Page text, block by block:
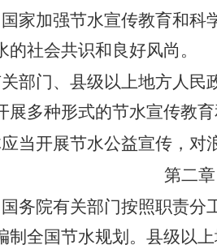
家加强节水宣传教育和科
的社会共识和良好风尚。
部门、县级以上地方人
展多种形式的节水宣传教育
当开展节水公益宣传，对
第二
务院有关部门按照职责分
制全国节水规划。县级以